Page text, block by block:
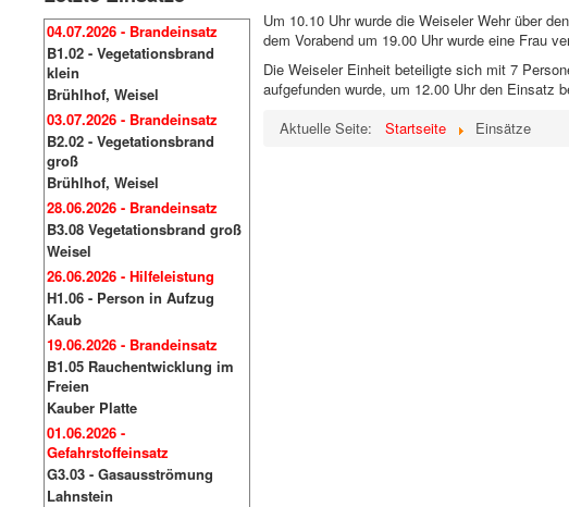
04.07.2026 - Brandeinsatz
B1.02 - Vegetationsbrand
klein
Brühlhof, Weisel
03.07.2026 - Brandeinsatz
B2.02 - Vegetationsbrand
groß
Brühlhof, Weisel
28.06.2026 - Brandeinsatz
B3.08 Vegetationsbrand groß
Weisel
26.06.2026 - Hilfeleistung
H1.06 - Person in Aufzug
Kaub
19.06.2026 - Brandeinsatz
B1.05 Rauchentwicklung im
Freien
Kauber Platte
01.06.2026 -
Gefahrstoffeinsatz
G3.03 - Gasausströmung
Lahnstein
Um 10.10 Uhr wurde die Weiseler Wehr über
dem Vorabend um 19.00 Uhr wurde eine Frau
Die Weiseler Einheit beteiligte sich mit 7
aufgefunden wurde, um 12.00 Uhr den Einsatz
Aktuelle Seite:
Startseite Einsätze